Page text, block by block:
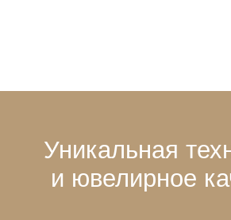
Уникальная
и ювелирное